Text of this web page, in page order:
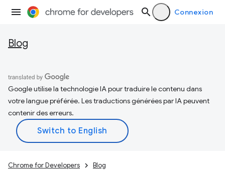
Connexion
Blog
Google utilise la technologie IA pour traduire le contenu dans
votre langue préférée. Les traductions générées par IA peuvent
contenir des erreurs.
Chrome for Developers Blog